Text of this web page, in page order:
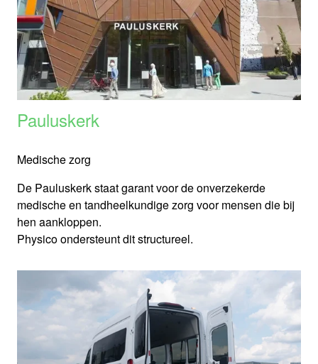
Pauluskerk
Medische zorg
De Pauluskerk staat garant voor de onverzekerde
medische en tandheelkundige zorg voor mensen die bij
hen aankloppen.
Physico ondersteunt dit structureel.